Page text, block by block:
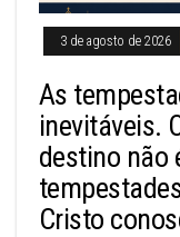
3 de agosto de 2026
As
inevitáveis.
destino não
Cristo